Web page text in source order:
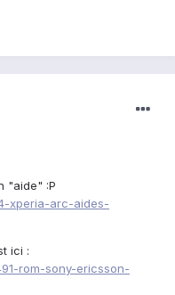
"aide" :P
xperia-arc-aides-
ici :
rom-sony-ericsson-